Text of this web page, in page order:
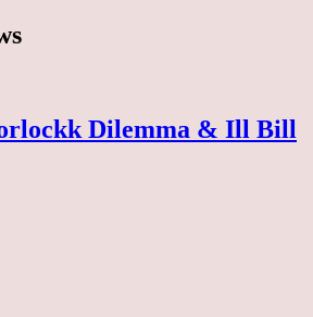
Dilemma & Ill Bill